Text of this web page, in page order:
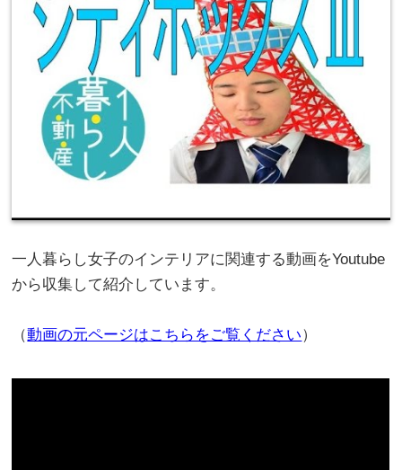
一人暮らし女子のインテリアに関連する動画をYoutube
から収集して紹介しています。
（動画の元ページはこちらをご覧ください）